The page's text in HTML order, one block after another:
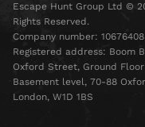
Escape Hunt Group Ltd ©
Rights Reserved.
Company number: 10676408
Registered address: Boom
Oxford Street, Ground Floor
Basement level, 70-88
London, W1D 1BS